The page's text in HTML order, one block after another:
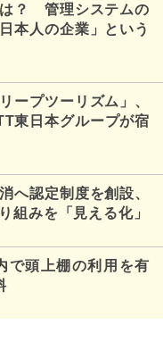
？ 管理システムの
本人の企業」という
ープツーリズム」、
東日本グループが宿
へ認定制度を創設、
組みを「見える化」
で頭上棚の利用を有